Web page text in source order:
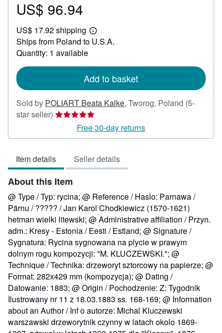
Price
96.94
US$ 96.94
US$ 17.92 shipping
Learn
more
Ships from Poland to U.S.A.
Quantity: 1 available
Add to basket
Sold by POLIART Beata Kalke, Tworog, Poland (5-
star seller) Seller
5
of
5
stars
Free 30-day returns
Item details Seller details
About this Item
@ Type / Typ: rycina; @ Reference / Haslo: Parnawa /
Pärnu / ????? / Jan Karol Chodkiewicz (1570-1621)
hetman wielki litewski; @ Administrative affiliation / Przyn.
adm.: Kresy - Estonia / Eesti / Estland; @ Signature /
Sygnatura: Rycina sygnowana na plycie w prawym
dolnym rogu kompozycji: "M. KLUCZEWSKI."; @
Technique / Technika: drzeworyt sztorcowy na papierze; @
Format: 282x429 mm (kompozycja); @ Dating /
Datowanie: 1883; @ Origin / Pochodzenie: Z: Tygodnik
Ilustrowany nr 11 z 18.03.1883 ss. 168-169; @ Information
about an Author / Inf o autorze: Michal Kluczewski
warszawski drzeworytnik czynny w latach okolo 1869-